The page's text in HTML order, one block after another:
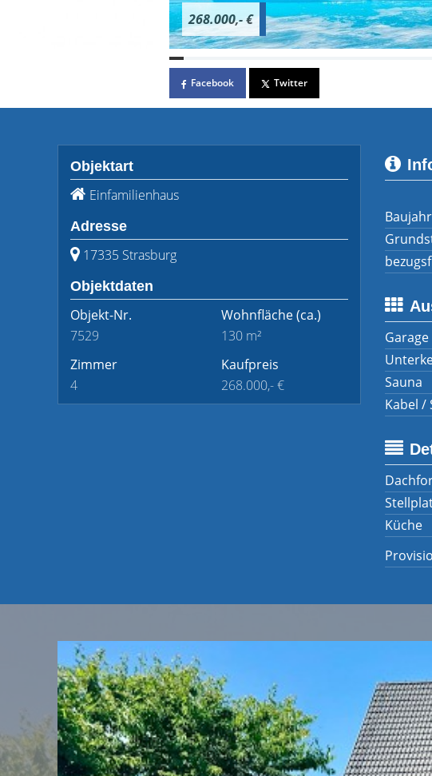
268.000,- €
Facebook Twitter
Objektart
Einfamilienhaus
Adresse
17335 Strasburg
Objektdaten
Objekt-Nr.
7529
Wohnfläche(ca.)
130 m²
Zimmer
4
Kaufpreis
268.000,- €
Baujahr
Garage
Sauna
Kabel /
Küche